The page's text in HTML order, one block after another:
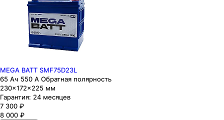
MEGA BATT SMF75D23L
65 Ач 550 А Обратная полярность
230×172×225 мм
Гарантия: 24 месяцев
7 300 ₽
8 000 ₽